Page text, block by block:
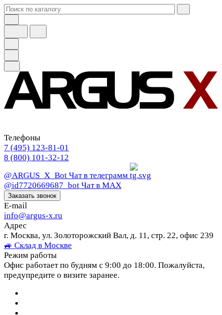
Телефоны
7 (495) 123-81-01
8 (800) 101-32-12
@ARGUS_X_Bot Чат в телеграмм
@id7720669687_bot Чат в МАХ
Заказать звонок
E-mail
info@argus-x.ru
Адрес
г. Москва, ул. Золоторожский Вал, д. 11, стр. 22, офис 239
🚙 Склад в Москве
Режим работы
Офис работает по будням с 9:00 до 18:00. Пожалуйста,
предупредите о визите заранее.